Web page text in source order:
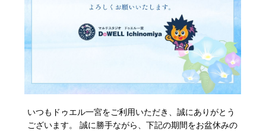
いつもドゥエル一宮をご利用いただき、誠にありがとう
ございます。 誠に勝手ながら、下記の期間をお盆休みの